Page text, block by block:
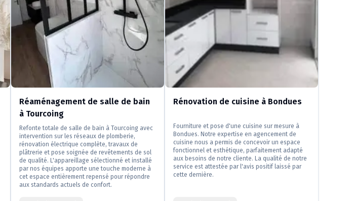
Réaménagement de salle de bain
à Tourcoing
Refonte totale de salle de bain à Tourcoing avec
intervention sur les réseaux de plomberie,
rénovation électrique complète, travaux de
plâtrerie et pose soignée de revêtements de sol
de qualité. L'appareillage sélectionné et installé
par nos équipes apporte une touche moderne à
cet espace entièrement repensé pour répondre
aux standards actuels de confort.
Rénovation de cuisine à Bondues
Fourniture et pose d'une cuisine sur mesure à
Bondues. Notre expertise en agencement de
cuisine nous a permis de concevoir un espace
fonctionnel et esthétique, parfaitement adapté
aux besoins de notre cliente. La qualité de notre
service est attestée par l'avis positif laissé par
cette dernière.